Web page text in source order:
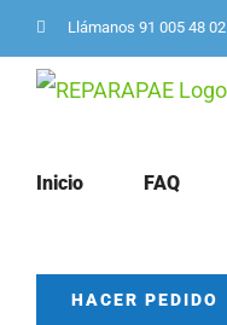
Saltar
al
Llámanos 91 005 48 02
Inicio FAQ
HACER PEDIDO